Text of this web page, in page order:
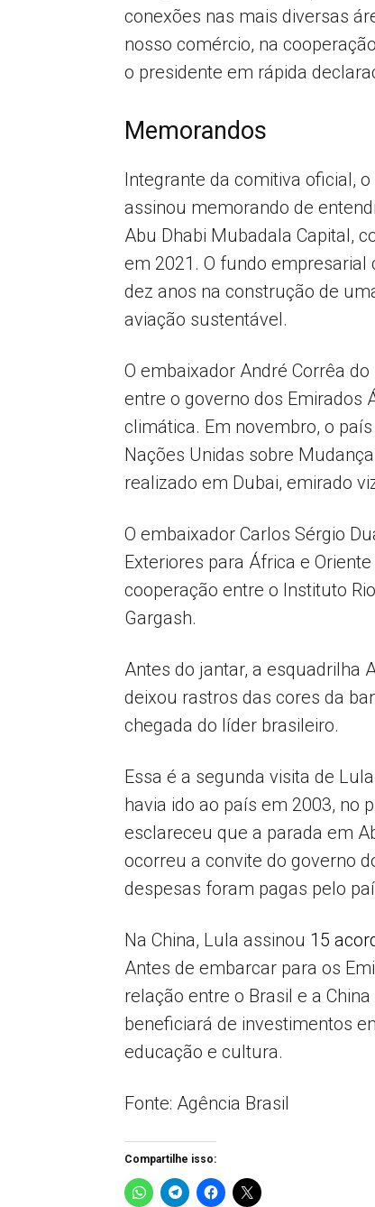
conexões nas mais diversas
nosso comércio, na
o presidente em rápida
Memorandos
Integrante da comitiva oficial,
assinou memorando de
Abu Dhabi Mubadala Capital,
em 2021. O fundo
dez anos na construção de
aviação sustentável.
O embaixador André Corrêa
entre o governo dos Emirados
climática. Em novembro, o
Nações Unidas sobre
realizado em Dubai, emirado
O embaixador Carlos Sérgio
Exteriores para África e
cooperação entre o Instituto
Gargash.
Antes do jantar, a esquadrilha
deixou rastros das cores da
chegada do líder brasileiro.
Essa é a segunda visita de
havia ido ao país em 2003, no
esclareceu que a parada em
ocorreu a convite do governo
despesas foram pagas pelo
Na China, Lula assinou 15
Antes de embarcar para os
relação entre o Brasil e a China
beneficiará de investimentos
educação e cultura.
Fonte: Agência Brasil
Compartilhe isso: